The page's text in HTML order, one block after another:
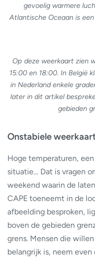
gevoelig warmere
Atlantische Oceaan is
Op deze weerkaart zien
15:00 en 18:00. In België
in Nederland enkele
later in dit artikel
gebieden
Onstabiele
Hoge temperaturen,
situatie… Dat is vragen
weekend waarin de
CAPE toeneemt in de
afbeelding besproken,
boven de gebieden
grens. Mensen die
belangrijk is, neem